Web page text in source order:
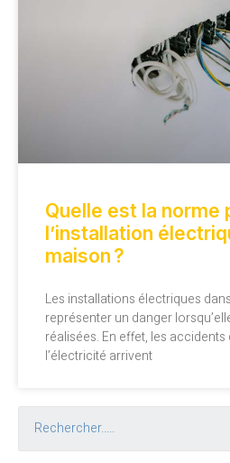
Quelle est la norme
l’installation
maison ?
Les installations électriques
représenter un danger
réalisées. En effet, les
l’électricité arrivent